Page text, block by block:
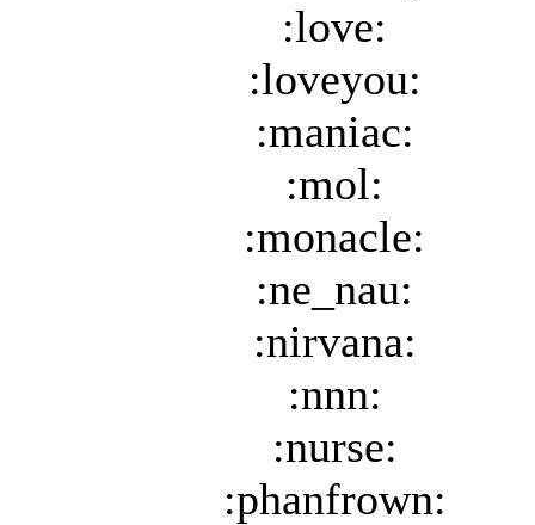
:love:
:loveyou:
:maniac:
:mol:
:monacle:
:ne_nau:
:nirvana:
:nnn:
:nurse:
:phanfrown: